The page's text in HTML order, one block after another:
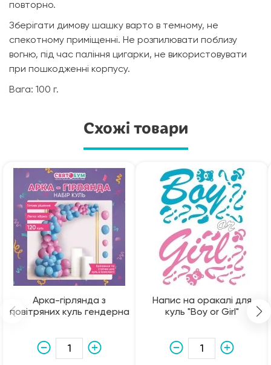
повторно.
Зберігати димову шашку варто в темному, не
спекотному приміщенні. Не розпилювати поблизу
вогню, під час паління цигарки, не використовувати
при пошкодженні корпусу.
Вага: 100 г.
Схожі товари
Арка-гірлянда з
повітряних куль гендерна
Напис на оракалі для
куль "Boy or Girl"